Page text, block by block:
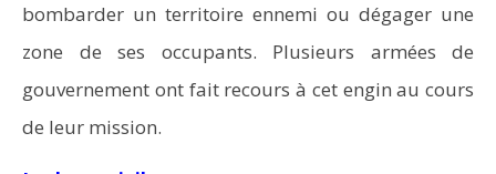
bombarder un territoire ennemi ou dégager une
zone de ses occupants. Plusieurs armées de
gouvernement ont fait recours à cet engin au cours
de leur mission.